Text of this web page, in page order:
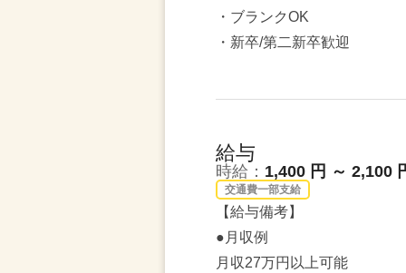
・ブランクOK
・新卒/第二新卒歓迎
給与
時給： 1,400 円 ～ 2,100
交通費一部支給
【給与備考】
●月収例
月収27万円以上可能